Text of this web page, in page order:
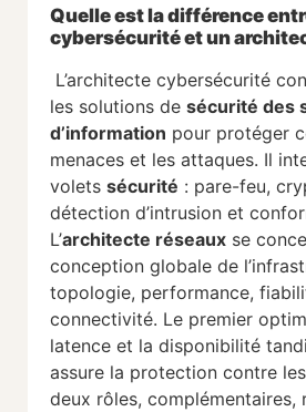
Quelle est la différence
cybersécurité et un
L’architecte cybersécurité
les solutions de sécurité des
d’information pour protéger
menaces et les attaques. Il
volets sécurité : pare-feu,
détection d’intrusion et
L’architecte réseaux se
conception globale de
topologie, performance,
connectivité. Le premier
latence et la disponibilité
assure la protection contre
deux rôles, complémentaires,